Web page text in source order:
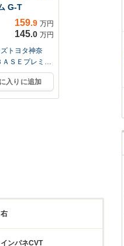
G-T
159.9 万円
145.0 万円
トヨタ神奈
ＡＳＥプレミア
入りに追加
右
インパネCVT